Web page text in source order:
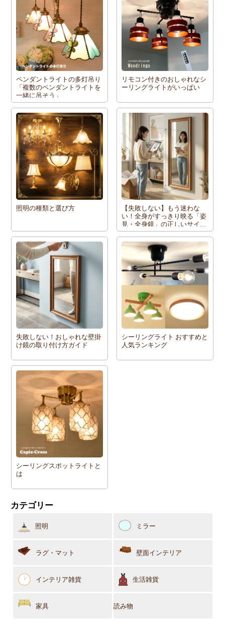
ペンダントライトの多灯吊り
「複数のペンダントライトを
一緒に吊そう」
リモコン付きのおしゃれなシ
ーリングライトがいっぱい
照明の種類と選び方
【失敗しない】もう迷わな
い！全身がすっきり映る「姿
見・全身鏡」の正しいサイズ
と選び方
失敗しない！おしゃれな壁掛
け鏡の取り付け方ガイド
シーリングライト おすすめと
人気ランキング
シーリングスポットライトと
は
カテゴリー
照明 ミラー
ラグ・マット 壁面インテリア
インテリア雑貨 生活雑貨
家具 読み物